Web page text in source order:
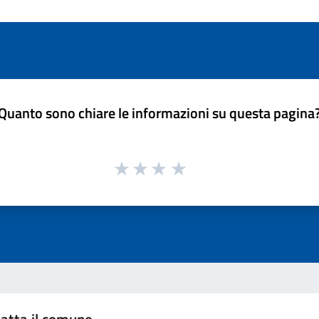
sono chiare le informazioni su questa